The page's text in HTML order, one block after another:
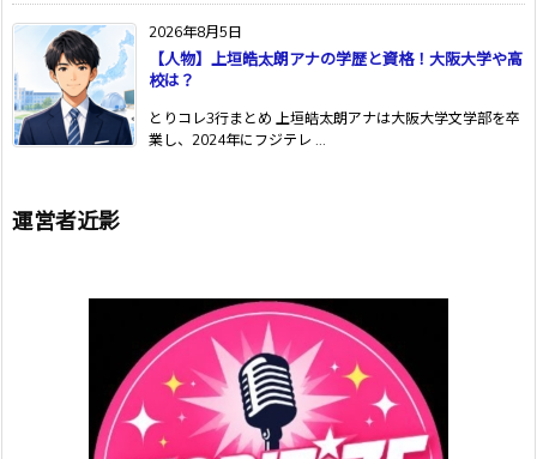
2026年8月5日
【人物】上垣皓太朗アナの学歴と資格！大阪大学や高
校は？
とりコレ3行まとめ 上垣皓太朗アナは大阪大学文学部を卒
業し、2024年にフジテレ ...
運営者近影